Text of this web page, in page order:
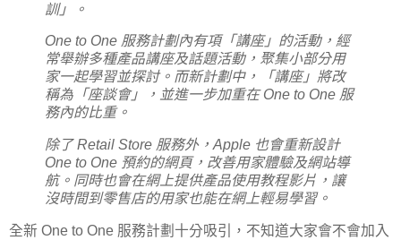
訓」。
One to One 服務計劃內有項「講座」的活動，經
常舉辦多種產品講座及話題活動，聚集小部分用
家一起學習並探討。而新計劃中，「講座」將改
稱為「座談會」，並進一步加重在 One to One 服
務內的比重。
除了 Retail Store 服務外，Apple 也會重新設計
One to One 預約的網頁，改善用家體驗及網站導
航。同時也會在網上提供產品使用教程影片，讓
沒時間到零售店的用家也能在網上輕易學習。
全新 One to One 服務計劃十分吸引，不知道大家會不會加入